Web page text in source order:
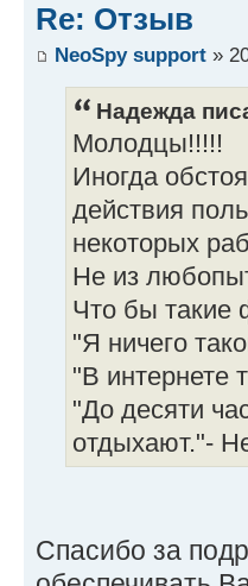
Re: Отзыв
NeoSpy support »
Надежда
Молодцы!!!!!
Иногда
действия
некоторых
Не из
Что бы такие
"Я ничего
"В интернете
"До десяти
отдыхают."-
Спасибо за